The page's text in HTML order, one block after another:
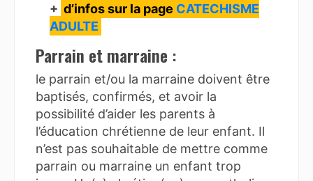
+ d’infos sur la page CATECHISME
ADULTE
Parrain et marraine :
le parrain et/ou la marraine doivent être
baptisés, confirmés, et avoir la
possibilité d’aider les parents à
l’éducation chrétienne de leur enfant. Il
n’est pas souhaitable de mettre comme
parrain ou marraine un enfant trop